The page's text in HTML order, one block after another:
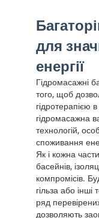
для
енергії
Гідромасажні
того, щоб
гідротерапією
гідромасажна
технологій,
споживання
Як і кожна
басейнів,
компромісів.
гільза або
ряд
дозволяють